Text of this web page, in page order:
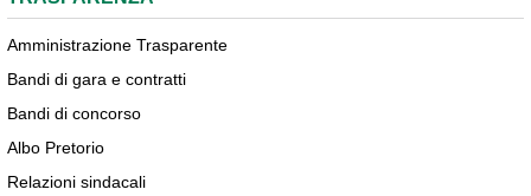
Amministrazione Trasparente
Bandi di gara e contratti
Bandi di concorso
Albo Pretorio
Relazioni sindacali